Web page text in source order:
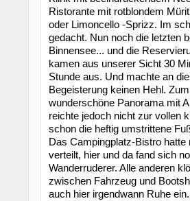
Ristorante mit rotblondem
oder Limoncello -Sprizz. Im
gedacht. Nun noch die letzten
Binnensee... und die
kamen aus unserer Sicht 30
Stunde aus. Und machte an
Begeisterung keinen Hehl.
wunderschöne Panorama mit
reichte jedoch nicht zur vollen
schon die heftig umstrittene
Das Campingplatz-Bistro
verteilt, hier und da fand sich
Wanderruderer. Alle anderen
zwischen Fahrzeug und
auch hier irgendwann Ruhe ein.